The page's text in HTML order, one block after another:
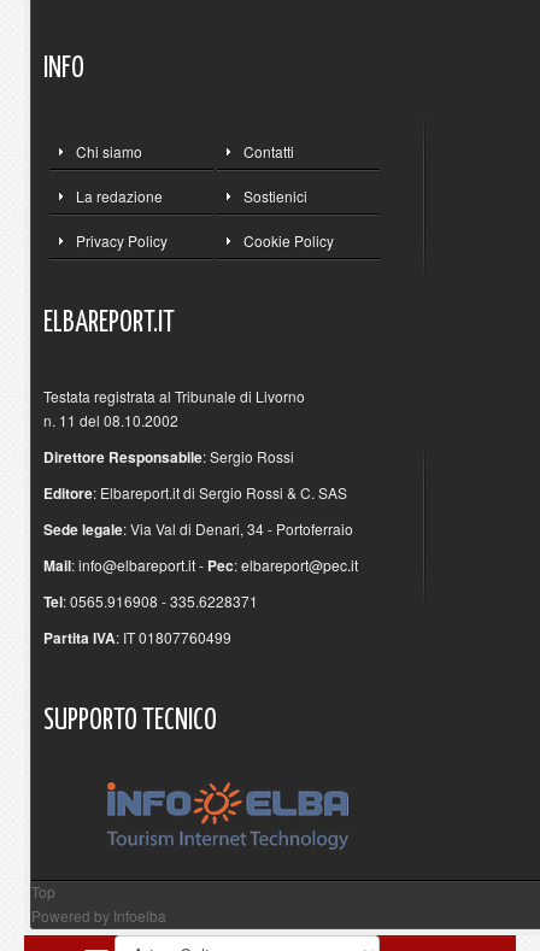
INFO
Chi siamo Contatti
La redazione Sostienici
Privacy Policy Cookie Policy
ELBAREPORT.IT
Testata registrata al Tribunale di Livorno
n. 11 del 08.10.2002
Direttore Responsabile: Sergio Rossi
Editore: Elbareport.it di Sergio Rossi & C. SAS
Sede legale: Via Val di Denari, 34 - Portoferraio
Mail:info@elbareport.it- Pec:elbareport@pec.it
Tel: 0565.916908 - 335.6228371
Partita IVA: IT 01807760499
SUPPORTO TECNICO
Top
Powered by Infoelba